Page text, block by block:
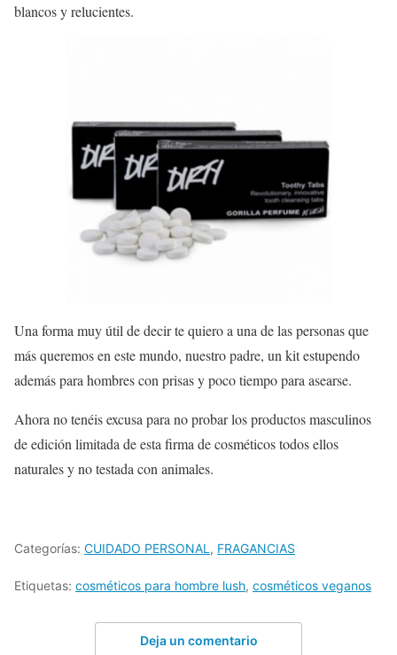
blancos y relucientes.
Una forma muy útil de decir te quiero a una de las personas que
más queremos en este mundo, nuestro padre, un kit estupendo
además para hombres con prisas y poco tiempo para asearse.
Ahora no tenéis excusa para no probar los productos masculinos
de edición limitada de esta firma de cosméticos todos ellos
naturales y no testada con animales.
Categorías: CUIDADO PERSONAL , FRAGANCIAS
Etiquetas: cosméticos para hombre lush, cosméticos veganos
Deja un comentario